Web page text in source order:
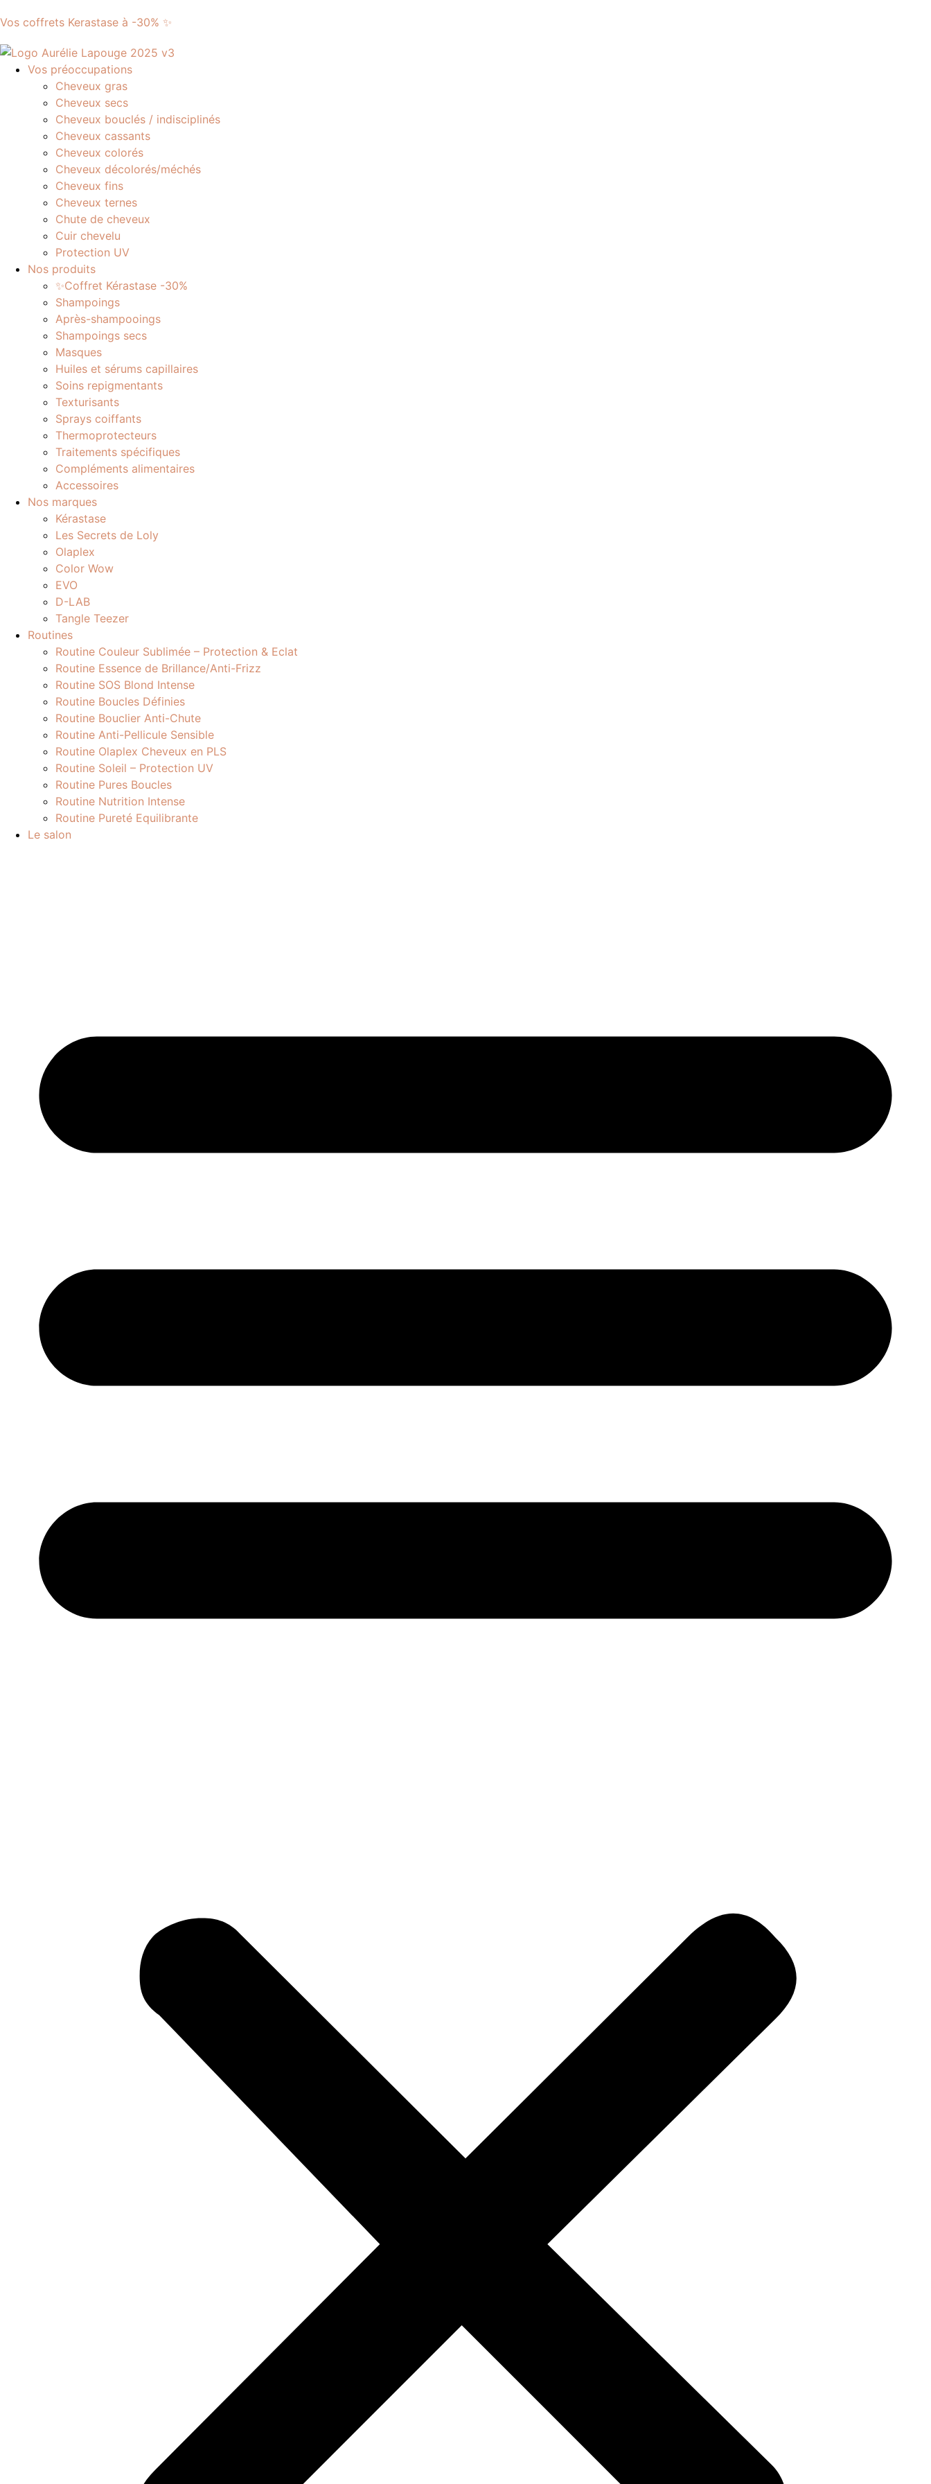
Vos coffrets Kerastase à -30% ✨
Vos préoccupations
Cheveux gras
Cheveux secs
Cheveux bouclés / indisciplinés
Cheveux cassants
Cheveux colorés
Cheveux décolorés/méchés
Cheveux fins
Cheveux ternes
Chute de cheveux
Cuir chevelu
Protection UV
Nos produits
✨Coffret Kérastase -30%
Shampoings
Après-shampooings
Shampoings secs
Masques
Huiles et sérums capillaires
Soins repigmentants
Texturisants
Sprays coiffants
Thermoprotecteurs
Traitements spécifiques
Compléments alimentaires
Accessoires
Nos marques
Kérastase
Les Secrets de Loly
Olaplex
Color Wow
EVO
D-LAB
Tangle Teezer
Routines
Routine Couleur Sublimée – Protection & Eclat
Routine Essence de Brillance/Anti-Frizz
Routine SOS Blond Intense
Routine Boucles Définies
Routine Bouclier Anti-Chute
Routine Anti-Pellicule Sensible
Routine Olaplex Cheveux en PLS
Routine Soleil – Protection UV
Routine Pures Boucles
Routine Nutrition Intense
Routine Pureté Equilibrante
Le salon